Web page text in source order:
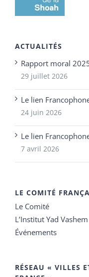
ACTUALITÉS
Rapport moral
29 juillet 2026
Le lien
24 juin 2026
Le lien
7 avril 2026
LE COMITÉ
Le Comité
L’Institut Yad Vashem
Événements
RÉSEAU « VILLES